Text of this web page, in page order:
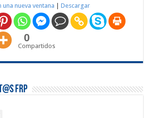
una nueva ventana |Descargar
0
Compartidos
FRP